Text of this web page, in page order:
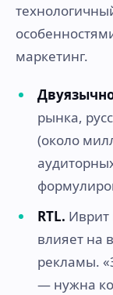
маркетинг.
рынка,
(около
RTL. Иврит
влияет на
рекламы.
— нужна